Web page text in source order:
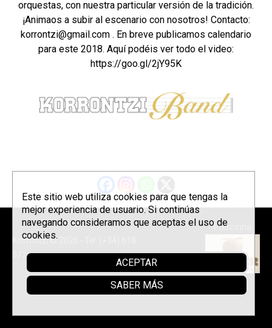
orquestas, con nuestra particular versión de la tradición.
¡Animaos a subir al escenario con nosotros! Contacto:
korrontzi@gmail.com . En breve publicamos calendario
para este 2018. Aquí podéis ver todo el video:
https://goo.gl/2jY95K
Korrontzi © 2026 - Tel. (+34) 618
072 076 -Política de privacidad
Patrocina
Este sitio web utiliza cookies para que tengas la
mejor experiencia de usuario. Si continúas
navegando consideramos que aceptas el uso de
cookies.
ACEPTAR
SABER MÁS